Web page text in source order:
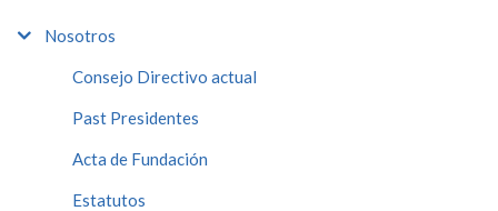
Nosotros
Consejo Directivo actual
Past Presidentes
Acta de Fundación
Estatutos